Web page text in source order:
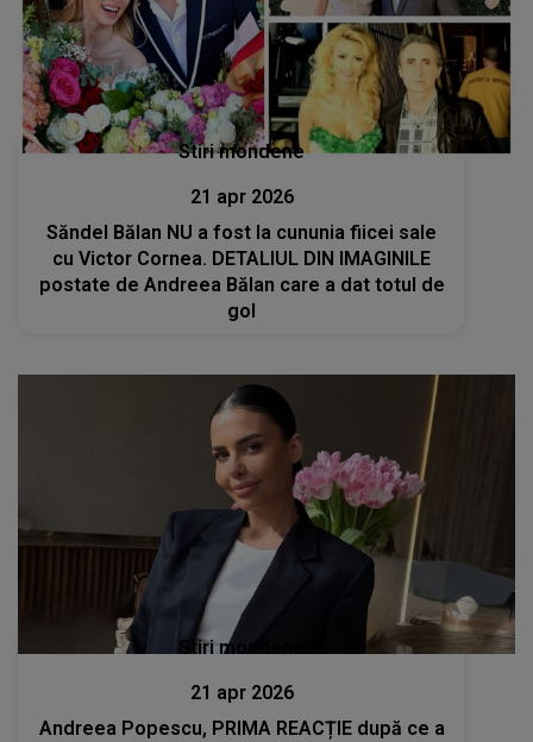
Stiri mondene
21 apr 2026
Săndel Bălan NU a fost la cununia fiicei sale
cu Victor Cornea. DETALIUL DIN IMAGINILE
postate de Andreea Bălan care a dat totul de
gol
Stiri mondene
21 apr 2026
Andreea Popescu, PRIMA REACȚIE după ce a